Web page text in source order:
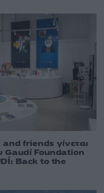
friends γίνεται
Gaudí Foundation
Back to the